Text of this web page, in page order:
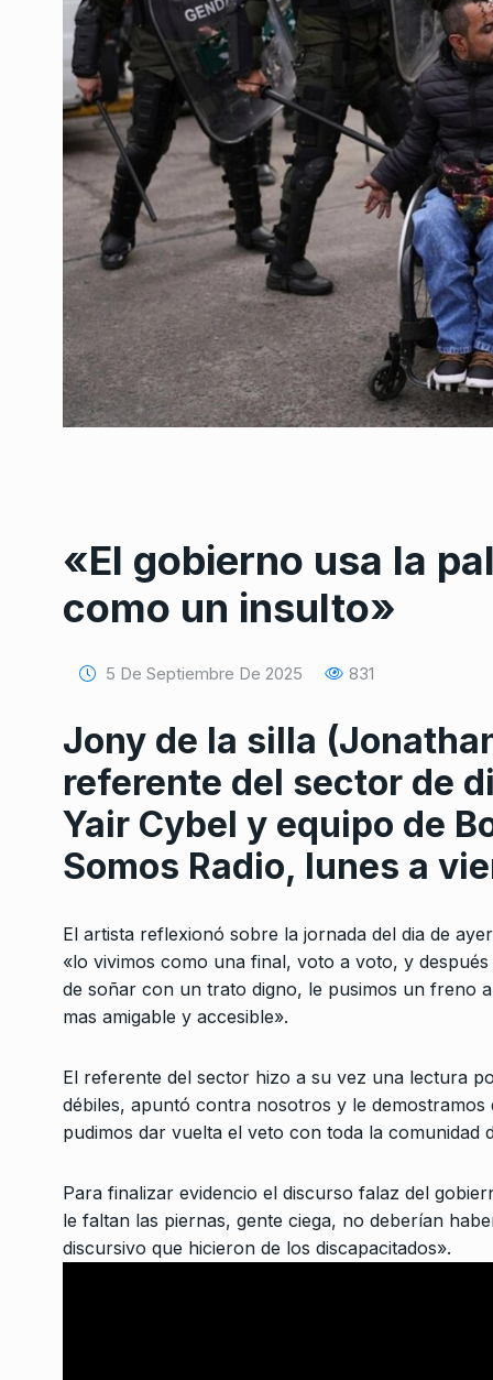
«El gobierno usa la
como un insulto»
5 De Septiembre De 2025 831
Jony de la silla
referente del sector de
Yair Cybel y equipo de
Somos Radio, lunes a
El artista reflexionó sobre la jornada del dia de
«lo vivimos como una final, voto a voto, y
de soñar con un trato digno, le pusimos un freno
mas amigable y accesible».
El referente del sector hizo a su vez una lectura
débiles, apuntó contra nosotros y le
pudimos dar vuelta el veto con toda la comunidad
Para finalizar evidencio el discurso falaz del
le faltan las piernas, gente ciega, no deberían
discursivo que hicieron de los discapacitados».
1
Conversatorio de
Tognetti, Sztulwark,
SIEMPRE ES HOY
2024
2
«Esto es un
absurdo, nada al
«El país está
pandilla de
LA GARCÍA 31 De Julio
4
Germán Ejarque:
con discapacidad
30 De Junio De
«El gobierno de Milei
NOTICIAS 2 21 De
«El sufrimiento de las